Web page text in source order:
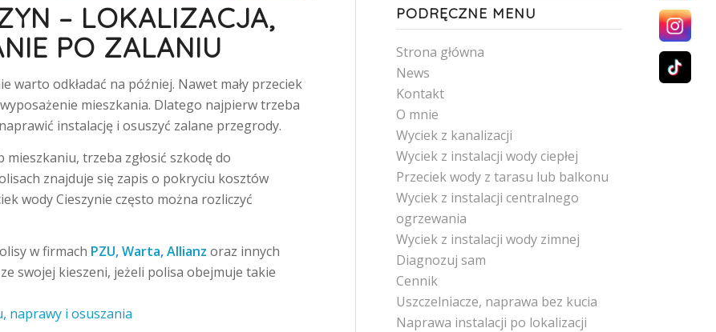
– LOKALIZACJA,
PO ZALANIU
warto odkładać na później. Nawet mały przeciek
mieszkania. Dlatego najpierw trzeba
instalację i osuszyć zalane przegrody.
mieszkaniu, trzeba zgłosić szkodę do
znajduje się zapis o pokryciu kosztów
wody Cieszynie często można rozliczyć
w firmach PZU,Warta,Allianz oraz innych
swojej kieszeni, jeżeli polisa obejmuje takie
naprawy i osuszania
PODRĘCZNE MENU
Strona główna
News
Kontakt
O mnie
Wyciek z kanalizacji
Wyciek z instalacji wody ciepłej
Przeciek wody z tarasu lub balkonu
Wyciek z instalacji centralnego
ogrzewania
Wyciek z instalacji wody zimnej
Diagnozuj sam
Cennik
Uszczelniacze, naprawa bez kucia
Naprawa instalacji po lokalizacji